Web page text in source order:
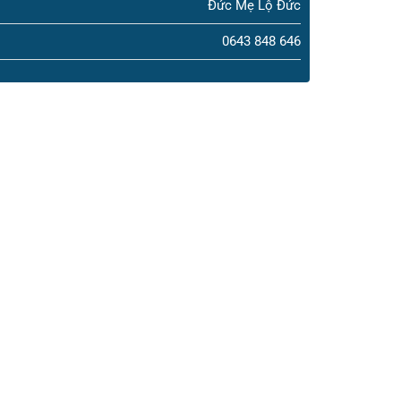
Đức Mẹ Lộ Đức
0643 848 646